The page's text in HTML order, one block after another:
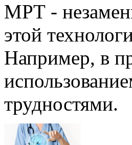
МРТ -
этой
Например, в
трудностями.